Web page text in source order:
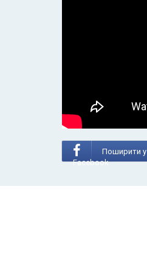
Поширити у
Facebook